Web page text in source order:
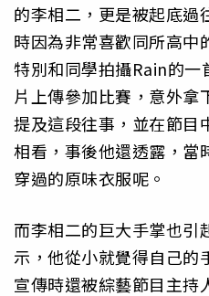
的李相二，更是被起底過
時因為非常喜歡同所高中
特別和同學拍攝Rain的一
片上傳參加比賽，意外拿
提及這段往事，並在節目
相看，事後他還透露，當
穿過的原味衣服呢。
而李相二的巨大手掌也引
示，他從小就覺得自己的
宣傳時還被綜藝節目主持